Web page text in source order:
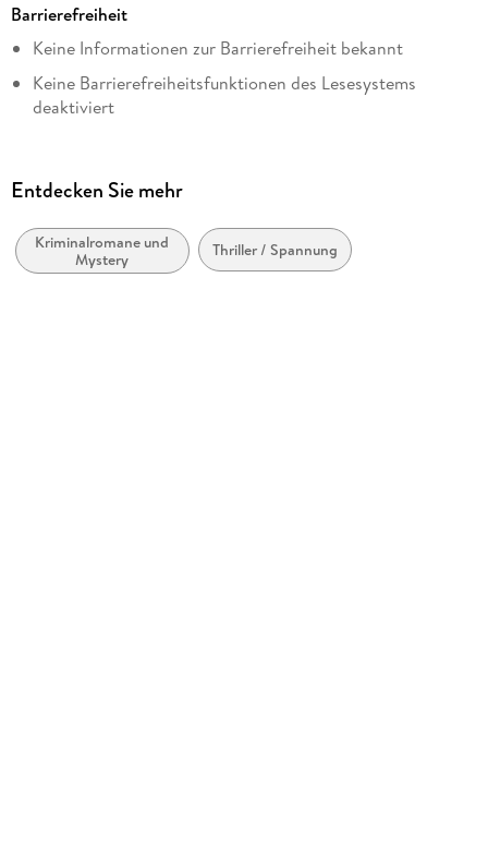
Dateigröße
1,11 MB
Altersempfehlung
ab 16 Jahre
Joona Linna, 3
Lars Kepler
Übersetzung
Barrierefreiheit
Keine Informationen zur Barrierefreiheit bekannt
Keine Barrierefreiheitsfunktionen des Lesesystems
deaktiviert
dargestellt
Alle Texte können angepasst werden
Entdecken Sie mehr
Kriminalromane und
Mystery
Thriller / Spannung